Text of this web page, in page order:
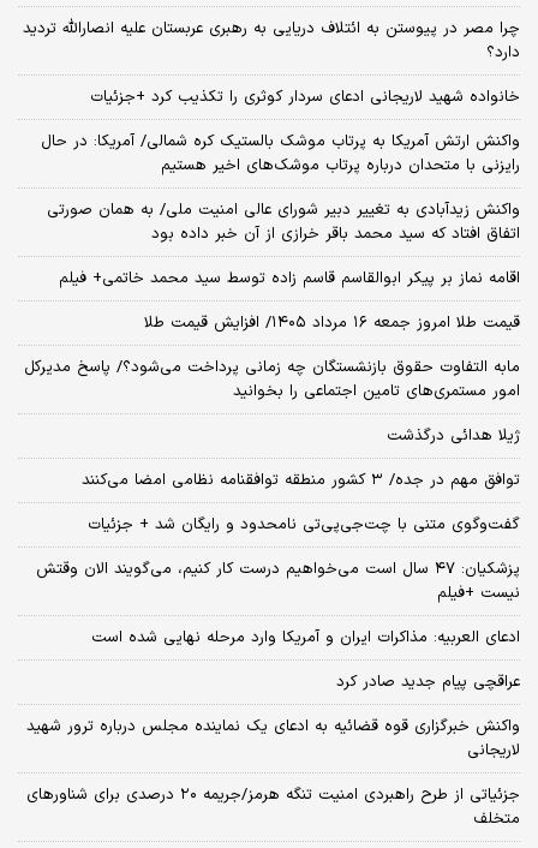
چرا مصر در پیوستن به ائتلاف دریایی به رهبری عربستان علیه انصارالله تردید
دارد؟
خانواده شهید لاریجانی ادعای سردار کوثری را تکذیب کرد +جزئیات
واکنش ارتش آمریکا به پرتاب موشک بالستیک کره شمالی/ آمریکا: در حال
رایزنی با متحدان درباره پرتاب موشک‌های اخیر هستیم
واکنش زیدآبادی به تغییر دبیر شورای عالی امنیت ملی/ به همان صورتی
اتفاق افتاد که سید محمد باقر خرازی از آن خبر داده بود
اقامه نماز بر پیکر ابوالقاسم قاسم زاده توسط سید محمد خاتمی+ فیلم
قیمت طلا امروز جمعه ۱۶ مرداد ۱۴۰۵/ افزایش قیمت طلا
مابه التفاوت حقوق بازنشستگان چه زمانی پرداخت می‌شود؟/ پاسخ مدیرکل
امور مستمری‌های تامین اجتماعی را بخوانید
ژیلا هدائی درگذشت
توافق مهم در جده/ ۳ کشور منطقه توافقنامه نظامی امضا می‌کنند
گفت‌وگوی متنی با چت‌جی‌پی‌تی نامحدود و رایگان شد + جزئیات
پزشکیان: ۴۷ سال است می‌خواهیم درست کار کنیم، می‌گویند الان وقتش
نیست +فیلم
ادعای العربیه: مذاکرات ایران و آمریکا وارد مرحله نهایی شده است
عراقچی پیام جدید صادر کرد
واکنش خبرگزاری قوه قضائیه به ادعای یک نماینده مجلس درباره ترور شهید
لاریجانی
جزئیاتی از طرح راهبردی امنیت تنگه هرمز/جریمه ۲۰ درصدی برای شناورهای
متخلف